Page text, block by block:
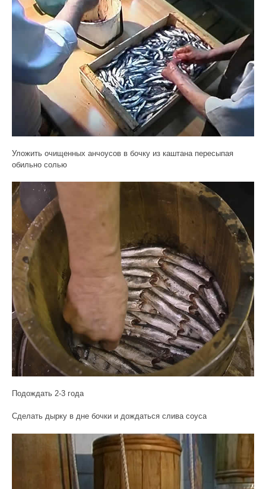
Уложить очищенных анчоусов в бочку из каштана пересыпая
обильно солью
Подождать 2-3 года
Сделать дырку в дне бочки и дождаться слива соуса